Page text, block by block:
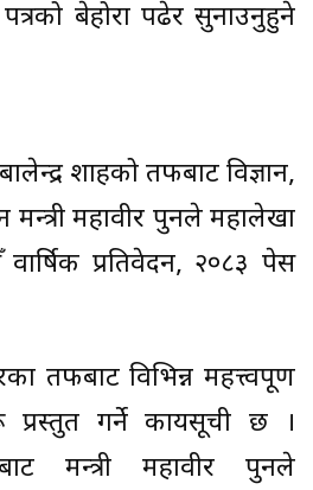
बेहोरा पढेर सुनाउनुहुने
शाहको तर्फबाट विज्ञान,
मन्त्री महावीर पुनले महालेखा
वार्षिक प्रतिवेदन, २०८३ पेस
तर्फबाट विभिन्न महत्त्वपूर्ण
गर्ने कार्यसूची छ ।
मन्त्री महावीर पुनले